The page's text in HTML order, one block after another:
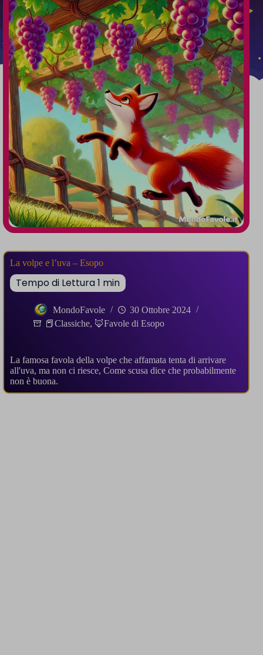
La volpe e l’uva – Esopo
MondoFavole
30 Ottobre 2024
📕Classiche, 🦊Favole di Esopo
La famosa favola della volpe che affamata tenta di arrivare
all'uva, ma non ci riesce, Come scusa dice che probabilmente
non è buona.